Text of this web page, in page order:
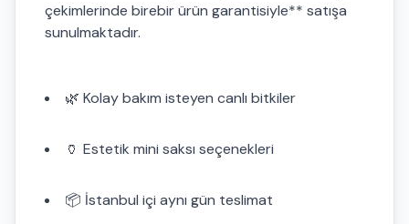
çekimlerinde birebir ürün garantisiyle** satışa
sunulmaktadır.
🌿 Kolay bakım isteyen canlı bitkiler
🏺 Estetik mini saksı seçenekleri
📦 İstanbul içi aynı gün teslimat